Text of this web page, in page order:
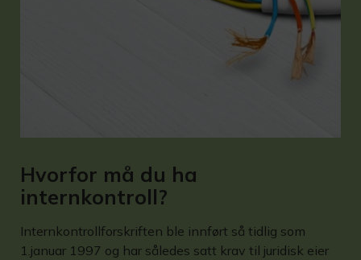
Hvorfor må du ha
internkontroll?
Internkontrollforskriften ble innført så tidlig som
1.januar 1997 og har således satt krav til juridisk eier